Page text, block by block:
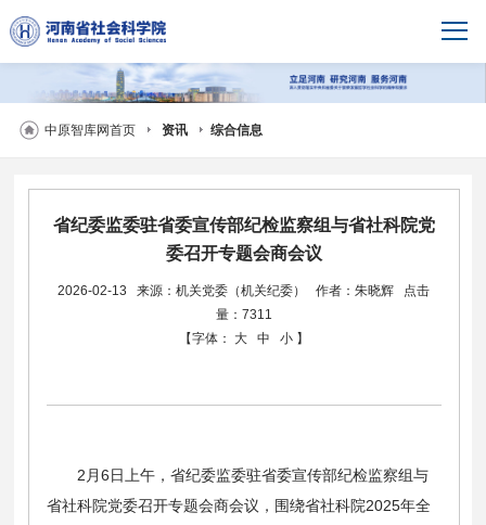
中原智库网首页 资讯 综合信息
省纪委监委驻省委宣传部纪检监察组与省社科院党
委召开专题会商会议
2026-02-13 来源：机关党委（机关纪委） 作者：朱晓辉
点击
量：7311
【字体：
大 中 小 】
2月6日上午，省纪委监委驻省委宣传部纪检监察组与
省社科院党委召开专题会商会议，围绕省社科院2025年全